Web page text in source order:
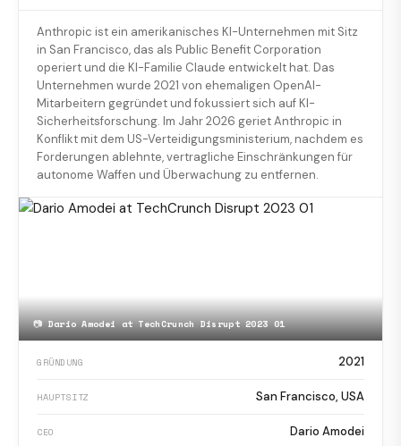
Anthropic ist ein amerikanisches KI-Unternehmen mit Sitz
in San Francisco, das als Public Benefit Corporation
operiert und die KI-Familie Claude entwickelt hat. Das
Unternehmen wurde 2021 von ehemaligen OpenAI-
Mitarbeitern gegründet und fokussiert sich auf KI-
Sicherheitsforschung. Im Jahr 2026 geriet Anthropic in
Konflikt mit dem US-Verteidigungsministerium, nachdem es
Forderungen ablehnte, vertragliche Einschränkungen für
autonome Waffen und Überwachung zu entfernen.
📷Dario Amodei at TechCrunch Disrupt 2023 01
GRÜNDUNG 2021
HAUPTSITZ San Francisco, USA
CEO Dario Amodei